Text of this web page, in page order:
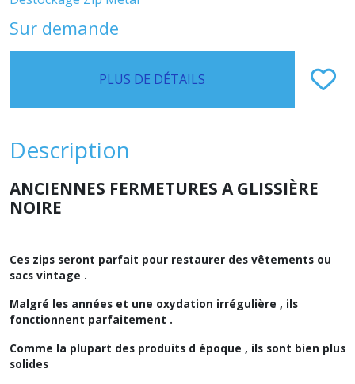
Sur demande
PLUS DE DÉTAILS
Description
ANCIENNES FERMETURES A GLISSIÈRE
NOIRE
Ces zips seront parfait pour restaurer des vêtements ou
sacs vintage .
Malgré les années et une oxydation irrégulière , ils
fonctionnent parfaitement .
Comme la plupart des produits d époque , ils sont bien plus
solides